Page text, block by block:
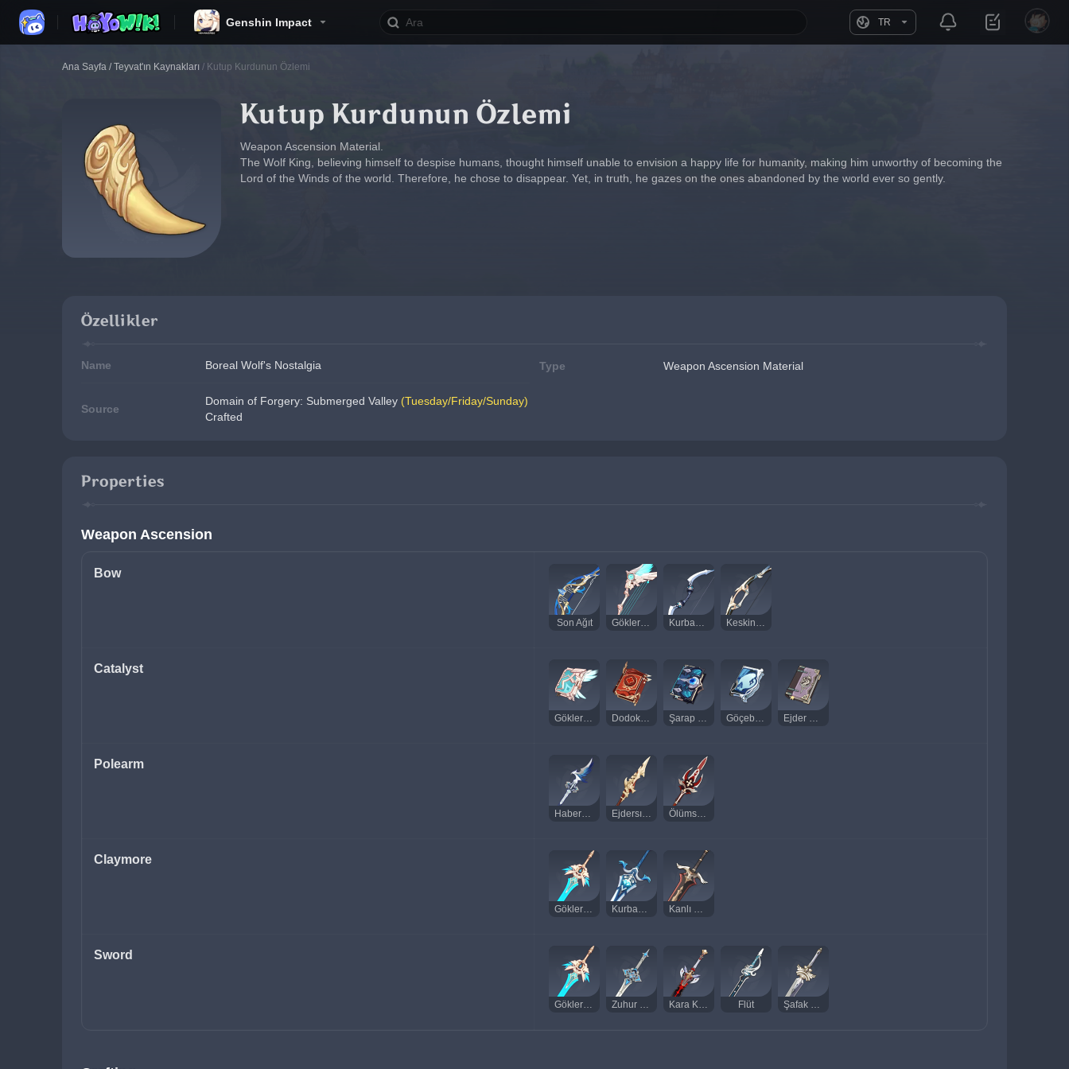
Genshin Impact TR
Ana Sayfa / Teyvat'ın Kaynakları / Kutup Kurdunun Özlemi
Kutup Kurdunun Özlemi
Weapon Ascension Material.
The Wolf King, believing himself to despise humans, thought himself unable to envision a happy life for humanity, making him unworthy of becoming the
Lord of the Winds of the world. Therefore, he chose to disappear. Yet, in truth, he gazes on the ones abandoned by the world ever so gently.
Özellikler
Name Boreal Wolf's Nostalgia Type Weapon Ascension Material
Source
Domain of Forgery: Submerged Valley (Tuesday/Friday/Sunday)
Crafted
Properties
Weapon Ascension
Bow
Son Ağıt Göklerin Liri Kurban Yayı Keskin Nişancı Yemini
Catalyst
Göklerin Atlası Dodoko Masalları Şarap ve Şarkı Göçebenin Nota Kitabı Ejder Katillerinin Serüvenleri
Polearm
Habercinin Rüzgar Mızrağı Ejdersırtı Mızrak Ölümsaçan
Claymore
Göklerin Kılıcı Kurban Büyük Kılıcı Kanlı Büyük Kılıç
Sword
Göklerin Kılıcı Zuhur Kılıcı Kara Kılıç Flüt Şafak Habercisi